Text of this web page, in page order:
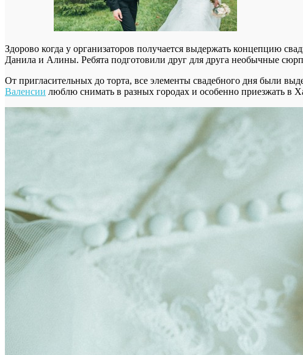
Здорово когда у организаторов получается выдержать концепцию
Данила и Алины. Ребята подготовили друг для друга необычные
От пригласительных до торта, все элементы свадебного дня были
Валенсии люблю снимать в разных городах и особенно приезжать в